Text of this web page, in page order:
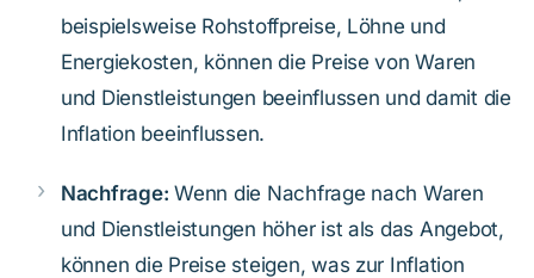
beispielsweise Rohstoffpreise, Löhne und
Energiekosten, können die Preise von Waren
und Dienstleistungen beeinflussen und damit die
Inflation beeinflussen.
Nachfrage: Wenn die Nachfrage nach Waren
und Dienstleistungen höher ist als das Angebot,
können die Preise steigen, was zur Inflation